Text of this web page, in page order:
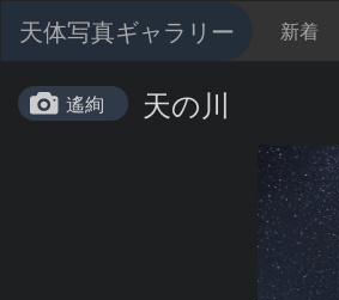
天体写真ギャラリー 新着
遙絢 天の川